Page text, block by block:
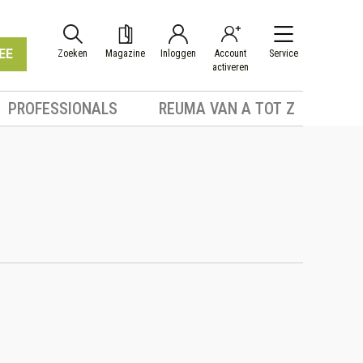
Zoeken Magazine Inloggen
Account
activeren
Service
PROFESSIONALS REUMA VAN A TOT Z